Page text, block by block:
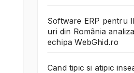
Software ERP pentru
uri din România
echipa WebGhid.ro
Cand tipic si atipic